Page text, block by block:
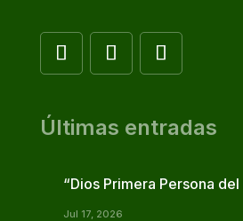
Últimas entradas
“Dios Primera Persona del
Jul 17, 2026